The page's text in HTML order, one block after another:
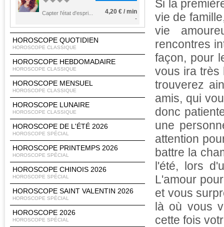
Capter l'état d'espri...
4,20 € / min
-
HOROSCOPE QUOTIDIEN
HOROSCOPE CLASSIQUE
HOROSCOPE HEBDOMADAIRE
HOROSCOPE CLASSIQUE
HOROSCOPE MENSUEL
HOROSCOPE CLASSIQUE
HOROSCOPE LUNAIRE
HOROSCOPE CLASSIQUE
HOROSCOPE DE L'ÉTÉ 2026
HOROSCOPE SPÉCIAL
HOROSCOPE PRINTEMPS 2026
HOROSCOPE SPÉCIAL
HOROSCOPE CHINOIS 2026
HOROSCOPE SPÉCIAL
HOROSCOPE SAINT VALENTIN 2026
HOROSCOPE SPÉCIAL
HOROSCOPE 2026
HOROSCOPE SPÉCIAL
Si la
vie de
vie
rencontres
façon, pour
vous ira très
trouverez
amis, qui
donc
une
attention
battre la
l'été, lors
L'amour
et vous
là où vous
cette fois